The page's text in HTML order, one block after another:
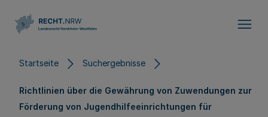
Startseite Suchergebnisse
Richtlinien über die Gewährung von Zuwendungen zur
Förderung von Jugendhilfeeinrichtungen für